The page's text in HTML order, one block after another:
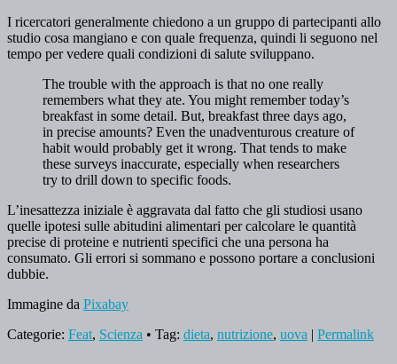
I ricercatori generalmente chiedono a un gruppo di partecipanti allo
studio cosa mangiano e con quale frequenza, quindi li seguono nel
tempo per vedere quali condizioni di salute sviluppano.
The trouble with the approach is that no one really
remembers what they ate. You might remember today’s
breakfast in some detail. But, breakfast three days ago,
in precise amounts? Even the unadventurous creature of
habit would probably get it wrong. That tends to make
these surveys inaccurate, especially when researchers
try to drill down to specific foods.
L’inesattezza iniziale è aggravata dal fatto che gli studiosi usano
quelle ipotesi sulle abitudini alimentari per calcolare le quantità
precise di proteine ​​e nutrienti specifici che una persona ha
consumato. Gli errori si sommano e possono portare a conclusioni
dubbie.
Immagine da Pixabay
Categorie: Feat, Scienza • Tag: dieta, nutrizione, uova | Permalink